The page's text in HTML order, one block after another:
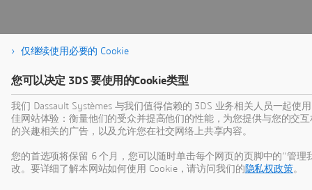
仅继续使用必要的 Cookie
您可以决定 3DS 要使用的Cookie类型
我们 Dassault Systèmes 与我们值得信赖的 3DS 业务相关人员一起使
佳网站体验：衡量他们的受众并提高他们的性能，为您提供与您的交
的兴趣相关的广告，以及允许您在社交网络上共享内容。
您的首选项将保留 6 个月，您可以随时单击每个网页的页脚中的“管理
改。要详细了解本网站如何使用 Cookie，请访问我们的 隐私权政策。